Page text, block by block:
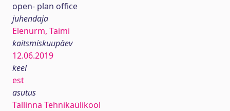
open- plan office
juhendaja
Elenurm, Taimi
kaitsmiskuupäev
12.06.2019
keel
est
asutus
Tallinna Tehnikaülikool